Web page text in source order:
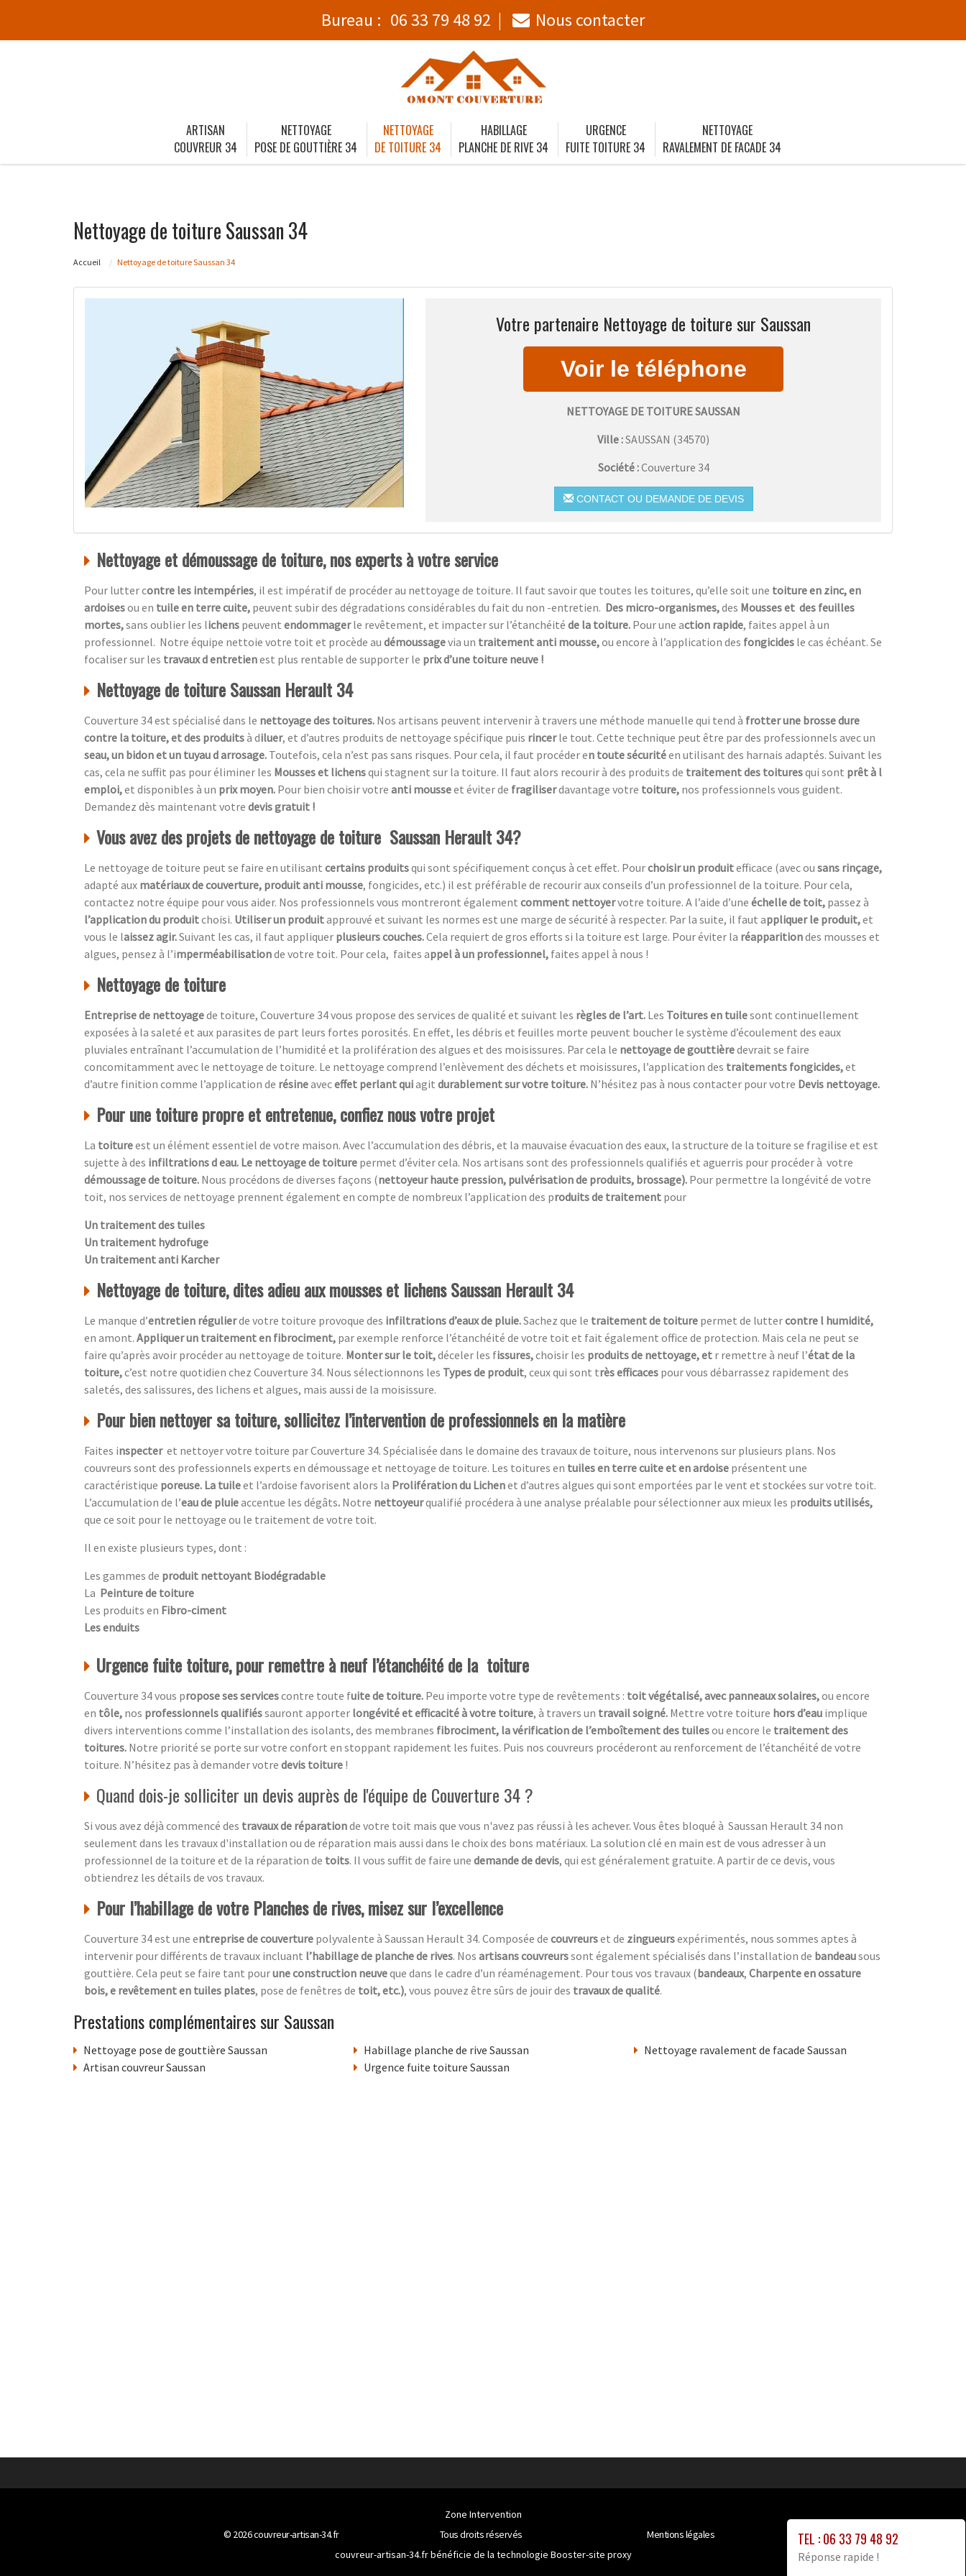
Bureau : 06 33 79 48 92 Nous contacter
ARTISAN
COUVREUR 34
NETTOYAGE
POSE DE GOUTTIÈRE 34
NETTOYAGE
DE TOITURE 34
HABILLAGE
PLANCHE DE RIVE 34
URGENCE
FUITE TOITURE 34
NETTOYAGE
RAVALEMENT DE FACADE 34
Nettoyage de toiture Saussan 34
Accueil Nettoyage de toiture Saussan 34
Votre partenaire Nettoyage de toiture sur Saussan
NETTOYAGE DE TOITURE SAUSSAN
Ville :SAUSSAN (34570)
Société :Couverture 34
CONTACT OU DEMANDE DE DEVIS
Nettoyage et démoussage de toiture, nos experts à votre service
Pour lutter contre les intempéries, il est impératif de procéder au nettoyage de toiture. Il faut savoir que toutes les toitures, qu’elle soit une toiture en zinc, en
ardoisesou en tuile en terre cuite, peuvent subir des dégradations considérables du fait du non -entretien. Des micro-organismes,des Mousses et des feuilles
mortes,sans oublier les lichens peuvent endommagerle revêtement, et impacter sur l’étanchéité de la toiture. Pour une action rapide, faites appel à un
professionnel. Notre équipe nettoie votre toit et procède au démoussagevia un traitement anti mousse,ou encore à l’application des fongicides le cas échéant. Se
focaliser sur les travaux d entretienest plus rentable de supporter le prix d’une toiture neuve !
Nettoyage de toiture Saussan Herault 34
Couverture 34 est spécialisé dans le nettoyage des toitures. Nos artisans peuvent intervenir à travers une méthode manuelle qui tend à frotter une brosse dure
contre la toiture, et des produitsà diluer, et d’autres produits de nettoyage spécifique puis rincerle tout. Cette technique peut être par des professionnels avec un
seau, un bidon et un tuyau d arrosage. Toutefois, cela n’est pas sans risques. Pour cela, il faut procéder en toute sécuritéen utilisant des harnais adaptés. Suivant les
cas, cela ne suffit pas pour éliminer les Mousses et lichensqui stagnent sur la toiture. Il faut alors recourir à des produits de traitement des toituresqui sont prêt à l
emploi,et disponibles à un prix moyen. Pour bien choisir votre anti mousseet éviter de fragiliserdavantage votre toiture, nos professionnels vous guident.
Demandez dès maintenant votre devis gratuit !
Vous avez des projets de nettoyage de toiture Saussan Herault 34?
Le nettoyage de toiture peut se faire en utilisant certains produitsqui sont spécifiquement conçus à cet effet. Pourchoisir un produitefficace (avec ou sans rinçage,
adapté aux matériaux de couverture, produit anti mousse, fongicides, etc.) il est préférable de recourir aux conseils d’un professionnel de la toiture. Pour cela,
contactez notre équipe pour vous aider. Nos professionnels vous montreront également comment nettoyervotre toiture. A l’aide d’une échelle de toit, passez à
l’application du produitchoisi. Utiliser un produitapprouvé et suivant les normes est une marge de sécurité à respecter. Par la suite, il faut appliquer le produit,et
vous le laissez agir.Suivant les cas, il faut appliquer plusieurs couches.Cela requiert de gros efforts si la toiture est large. Pour éviter la réapparitiondes mousses et
algues, pensez à l’imperméabilisationde votre toit. Pour cela, faites appel à un professionnel, faites appel à nous !
Nettoyage de toiture
Entreprise de nettoyagede toiture, Couverture 34 vous propose des services de qualité et suivant les règles de l’art. Les Toitures en tuilesont continuellement
exposées à la saleté et aux parasites de part leurs fortes porosités. En effet, les débris et feuilles morte peuvent boucher le système d’écoulement des eaux
pluviales entraînant l’accumulation de l’humidité et la prolifération des algues et des moisissures. Par cela le nettoyage de gouttièredevrait se faire
concomitamment avec le nettoyage de toiture. Le nettoyage comprend l’enlèvement des déchets et moisissures, l’application des traitements fongicides,et
d’autre finition comme l’application de résineaveceffet perlant quiagit durablement sur votre toiture. N’hésitez pas à nous contacter pour votre Devis nettoyage.
Pour une toiture propre et entretenue, confiez nous votre projet
La toitureest un élément essentiel de votre maison. Avec l’accumulation des débris, et la mauvaise évacuation des eaux, la structure de la toiture se fragilise et est
sujette à des infiltrations d eau. Le nettoyage de toiture permet d’éviter cela. Nos artisans sont des professionnels qualifiés et aguerris pour procéder à votre
démoussage de toiture. Nous procédons de diverses façons (nettoyeur haute pression, pulvérisation de produits, brossage). Pour permettre la longévité de votre
toit, nos services de nettoyage prennent également en compte de nombreux l’application des produits de traitement pour
Un traitement des tuiles
Un traitement hydrofuge
Un traitement anti Karcher
Nettoyage de toiture, dites adieu aux mousses et lichens Saussan Herault 34
Le manque d’entretien régulierde votre toiture provoque des infiltrations d’eaux de pluie.Sachez que le traitement de toiture permet de luttercontre l humidité,
en amont. Appliquer un traitement en fibrociment, par exemple renforce l’étanchéité de votre toit et fait également office de protection. Mais cela ne peut se
faire qu’après avoir procéder au nettoyage de toiture. Monter sur le toit,déceler les fissures,choisir les produits de nettoyage, et r remettre à neuf l’état de la
toiture,c’est notre quotidien chez Couverture 34. Nous sélectionnons les Types de produit, ceux qui sont très efficaces pour vous débarrassez rapidement des
saletés, des salissures, des lichens et algues, mais aussi de la moisissure.
Pour bien nettoyer sa toiture, sollicitez l’intervention de professionnels en la matière
Faites inspecter et nettoyer votre toiture parCouverture 34. Spécialisée dans le domaine des travaux de toiture, nous intervenons sur plusieurs plans. Nos
couvreurs sont des professionnels experts en démoussage et nettoyage de toiture. Les toitures en tuiles en terre cuite et en ardoise présentent une
caractéristique poreuse. La tuileet l’ardoise favorisent alors la Prolifération du Lichenet d’autres algues qui sont emportées par le vent et stockées sur votre toit.
L’accumulation de l’eau de pluieaccentue les dégâts. Notre nettoyeurqualifié procédera à une analyse préalable pour sélectionner aux mieux les produits utilisés,
que ce soit pour le nettoyage ou le traitement de votre toit.
Il en existe plusieurs types, dont :
Les gammes de produit nettoyant Biodégradable
La Peinture de toiture
Les produits en Fibro-ciment
Les enduits
Urgence fuite toiture, pour remettre à neuf l’étanchéité de la toiture
Couverture 34 vous propose ses servicescontre toute fuite de toiture. Peu importe votre type de revêtements : toit végétalisé, avec panneaux solaires,ou encore
en tôle, nos professionnels qualifiéssauront apporter longévité et efficacité à votre toiture, à travers un travail soigné. Mettre votre toiture hors d’eau implique
divers interventions comme l’installation des isolants, des membranes fibrociment, la vérification de l’emboîtement des tuilesou encore le traitement des
toitures. Notre priorité se porte sur votre confort en stoppant rapidement les fuites. Puis nos couvreurs procéderont au renforcement de l’étanchéité de votre
toiture. N’hésitez pas à demander votre devis toiture !
Quand dois-je solliciter un devis auprès de l'équipe de Couverture 34 ?
Si vous avez déjà commencé des travaux de réparationde votre toit mais que vous n'avez pas réussi à les achever. Vous êtes bloqué à Saussan Herault 34 non
seulement dans les travaux d'installation ou de réparation mais aussi dans le choix des bons matériaux. La solution clé en main est de vous adresser à un
professionnel de la toiture et de la réparation de toits. Il vous suffit de faire une demande de devis, qui est généralement gratuite. A partir de ce devis, vous
obtiendrez les détails de vos travaux.
Pour l’habillage de votre Planches de rives, misez sur l’excellence
Couverture 34 est une entreprise de couverture polyvalente à Saussan Herault 34. Composée de couvreurset de zingueursexpérimentés, nous sommes aptes à
intervenir pour différents de travaux incluant l’habillage de planche de rives. Nos artisans couvreurssont également spécialisés dans l’installation de bandeausous
gouttière. Cela peut se faire tant pourune construction neuveque dans le cadre d’un réaménagement. Pour tous vos travaux (bandeaux, Charpente en ossature
bois, e revêtement en tuiles plates, pose de fenêtres de toit, etc.), vous pouvez être sûrs de jouir des travaux de qualité.
Prestations complémentaires sur Saussan
Nettoyage pose de gouttière Saussan
Artisan couvreur Saussan
Habillage planche de rive Saussan
Urgence fuite toiture Saussan
Nettoyage ravalement de facade Saussan
TEL : 06 33 79 48 92
Réponse rapide !
Zone Intervention
© 2026couvreur-artisan-34.fr Tous droits réservés
Mentions légales
couvreur-artisan-34.fr bénéficie de la technologie Booster-site proxy